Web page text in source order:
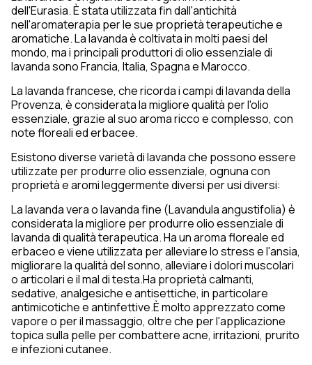
dell'Eurasia. È stata utilizzata fin dall'antichità
nell'aromaterapia per le sue proprietà terapeutiche e
aromatiche. La lavanda è coltivata in molti paesi del
mondo, ma i principali produttori di olio essenziale di
lavanda sono Francia, Italia, Spagna e Marocco.
La lavanda francese, che ricorda i campi di lavanda della
Provenza, è considerata la migliore qualità per l'olio
essenziale, grazie al suo aroma ricco e complesso, con
note floreali ed erbacee.
Esistono diverse varietà di lavanda che possono essere
utilizzate per produrre olio essenziale, ognuna con
proprietà e aromi leggermente diversi per usi diversi:
La lavanda vera o lavanda fine (Lavandula angustifolia) è
considerata la migliore per produrre olio essenziale di
lavanda di qualità terapeutica. Ha un aroma floreale ed
erbaceo e viene utilizzata per alleviare lo stress e l'ansia,
migliorare la qualità del sonno, alleviare i dolori muscolari
o articolari e il mal di testa.Ha proprietà calmanti,
sedative, analgesiche e antisettiche, in particolare
antimicotiche e antinfettive.È molto apprezzato come
vapore o per il massaggio, oltre che per l'applicazione
topica sulla pelle per combattere acne, irritazioni, prurito
e infezioni cutanee.